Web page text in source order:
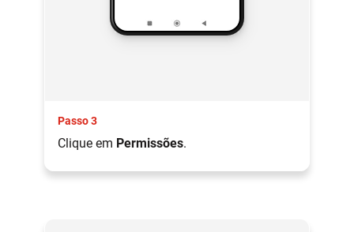
Passo 3
Clique em Permissões.